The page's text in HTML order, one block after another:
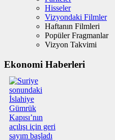
Hisseler
Vizyondaki Filmler
Haftanın Filmleri
Popüler Fragmanlar
Vizyon Takvimi
Ekonomi Haberleri